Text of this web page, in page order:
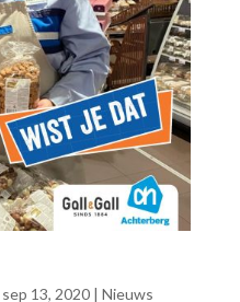
sep 13, 2020| Nieuws